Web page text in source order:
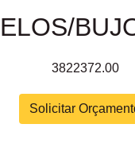
3822372.00
Solicitar